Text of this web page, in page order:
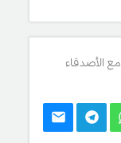
الأصدقاء